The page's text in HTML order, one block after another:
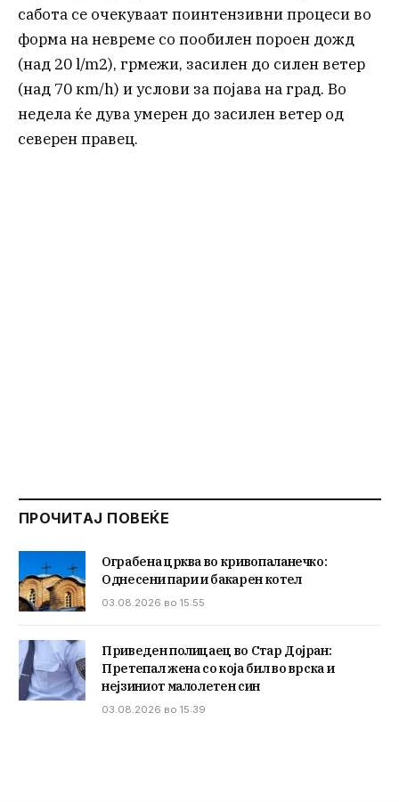
сабота се очекуваат поинтензивни процеси во
форма на невреме со пообилен пороен дожд
(над 20 l/m2), грмежи, засилен до силен ветер
(над 70 кm/h) и услови за појава на град. Во
недела ќе дува умерен до засилен ветер од
северен правец.
ПРОЧИТАЈ ПОВЕЌЕ
Ограбена црква во кривопаланечко:
Однесени пари и бакарен котел
03.08.2026 во 15:55
Приведен полицаец во Стар Дојран:
Претепал жена со која бил во врска и
нејзиниот малолетен син
03.08.2026 во 15:39